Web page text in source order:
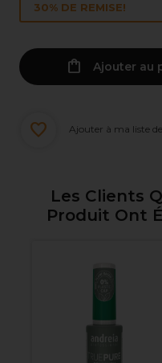
30% DE REMISE!
Ajouter au
Ajouter à ma liste
Les Clients
Produit Ont